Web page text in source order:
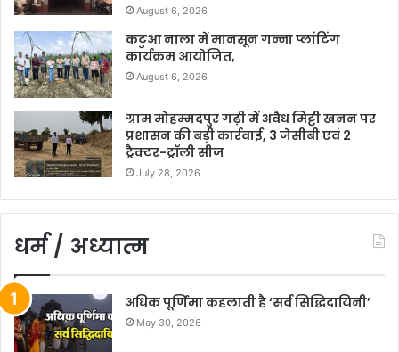
August 6, 2026
कटुआ नाला में मानसून गन्ना प्लांटिंग
कार्यक्रम आयोजित,
August 6, 2026
ग्राम मोहम्मदपुर गढ़ी में अवैध मिट्टी खनन पर
प्रशासन की बड़ी कार्रवाई, 3 जेसीबी एवं 2
ट्रैक्टर-ट्रॉली सीज
July 28, 2026
धर्म / अध्यात्म
अधिक पूर्णिमा कहलाती है ‘सर्व सिद्धिदायिनी’
May 30, 2026